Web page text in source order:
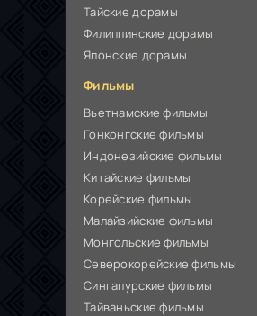
Тайские дорамы
Филиппинские дорамы
Японские дорамы
Фильмы
Вьетнамские фильмы
Гонконгские фильмы
Индонезийские фильмы
Китайские фильмы
Корейские фильмы
Малайзийские фильмы
Монгольские фильмы
Северокорейские фильмы
Сингапурские фильмы
Тайваньские фильмы